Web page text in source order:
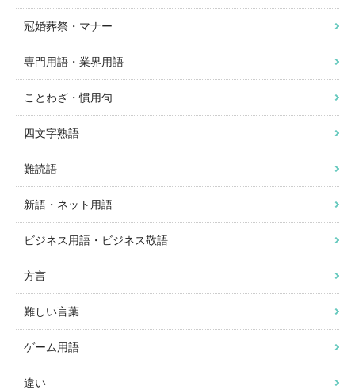
冠婚葬祭・マナー
専門用語・業界用語
ことわざ・慣用句
四文字熟語
難読語
新語・ネット用語
ビジネス用語・ビジネス敬語
方言
難しい言葉
ゲーム用語
違い